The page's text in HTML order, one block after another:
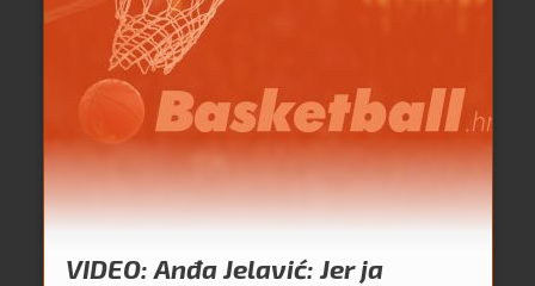
VIDEO: Anđa Jelavić: Jer ja